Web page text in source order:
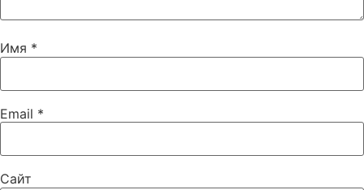
Имя *
Email *
Сайт